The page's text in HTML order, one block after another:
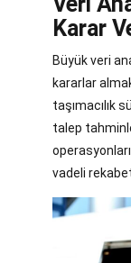
Karar
Büyük veri
kararlar
taşımacılık
talep
vadeli